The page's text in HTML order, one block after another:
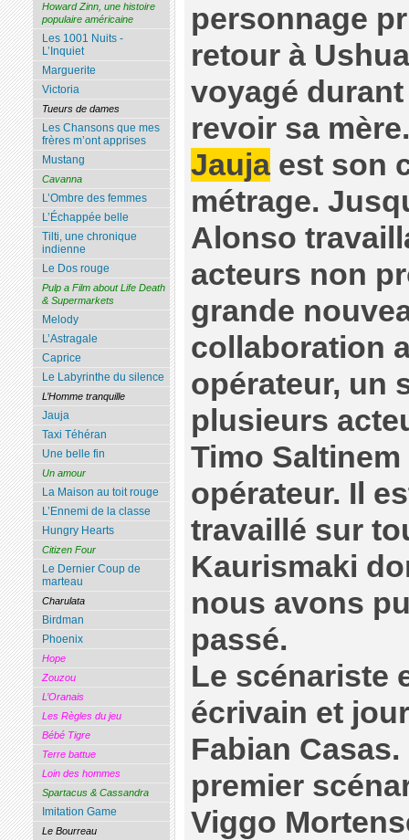
personnage
retour à
voyagé
revoir sa mère.
Jaujaest son
métrage.
Alonso
acteurs non
grande
collaboration
opérateur, un
plusieurs
Timo
opérateur. Il
travaillé sur
Kaurismaki
nous avons
passé.
Le scénariste
écrivain et
Fabian
premier
Viggo
Howard Zinn, une histoire
populaire américaine
Les 1001 Nuits -
L’Inquiet
Marguerite
Victoria
Tueurs de dames
Les Chansons que mes
frères m’ont apprises
Mustang
Cavanna
L’Ombre des femmes
L’Échappée belle
Tilti, une chronique
indienne
Le Dos rouge
Pulp a Film about Life Death
& Supermarkets
Melody
L’Astragale
Caprice
Le Labyrinthe du silence
L’Homme tranquille
Jauja
Taxi Téhéran
Une belle fin
Un amour
La Maison au toit rouge
L’Ennemi de la classe
Hungry Hearts
Citizen Four
Le Dernier Coup de
marteau
Charulata
Birdman
Phoenix
Hope
Zouzou
L’Oranais
Les Règles du jeu
Bébé Tigre
Terre battue
Loin des hommes
Spartacus & Cassandra
Imitation Game
Le Bourreau